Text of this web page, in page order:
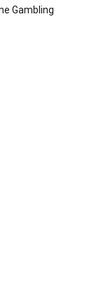
Gambling